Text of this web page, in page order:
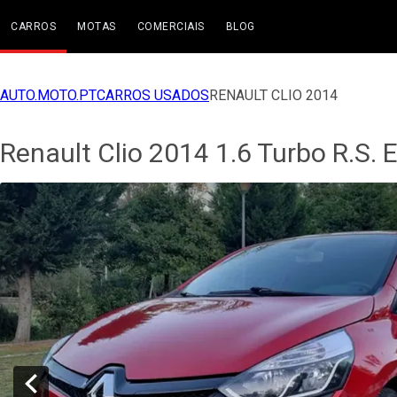
CARROS MOTAS COMERCIAIS BLOG
AUTO.MOTO.PTCARROS USADOSRENAULT CLIO 2014
Renault Clio 2014 1.6 Turbo R.S.